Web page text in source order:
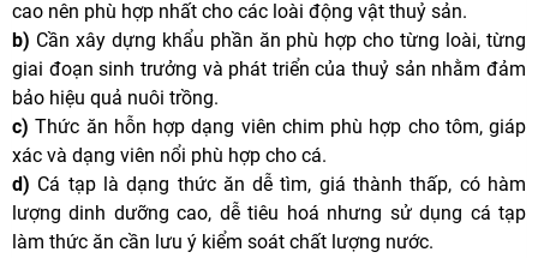
cao nên phù hợp nhất cho các loài động vật thuỷ sản.
b) Cần xây dựng khẩu phần ăn phù hợp cho từng loài, từng
giai đoạn sinh trưởng và phát triển của thuỷ sản nhằm đảm
bảo hiệu quả nuôi trồng.
c) Thức ăn hỗn hợp dạng viên chim phù hợp cho tôm, giáp
xác và dạng viên nổi phù hợp cho cá.
d) Cá tạp là dạng thức ăn dễ tìm, giá thành thấp, có hàm
lượng dinh dưỡng cao, dễ tiêu hoá nhưng sử dụng cá tạp
làm thức ăn cần lưu ý kiểm soát chất lượng nước.